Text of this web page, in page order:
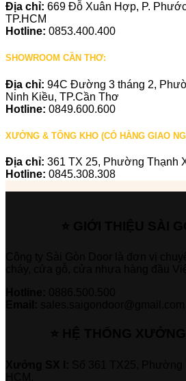
Địa chỉ: 669 Đỗ Xuân Hợp, P.
TP.HCM
Hotline: 0853.400.400
SHOWROOM CẦN THƠ:
Địa chỉ: 94C Đường 3 tháng 2,
Ninh Kiều, TP.Cần Thơ
Hotline: 0849.600.600
XƯỞNG & TỔNG KHO (CÓ HÀNG GIAO
Địa chỉ: 361 TX 25, Phường Thạnh
Hotline: 0845.308.308